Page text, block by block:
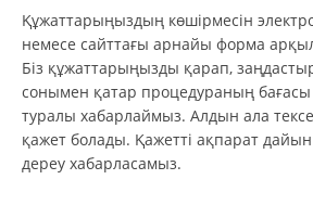
Құжаттарыңыздың көшірмесін
немесе сайттағы арнайы форма
Біз құжаттарыңызды қарап,
сонымен қатар процедураның
туралы хабарлаймыз. Алдын ала
қажет болады. Қажетті ақпарат дайын
дереу хабарласамыз.